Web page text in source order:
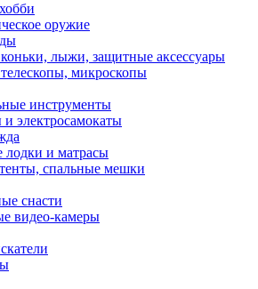
оружие
лыжи, защитные аксессуары
микроскопы
инструменты
электросамокаты
лодки и матрасы
спальные мешки
снасти
видео-камеры